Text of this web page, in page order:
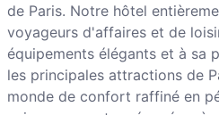
de Paris. Notre hôtel
voyageurs d'affaires et de
équipements élégants et à sa
les principales attractions de
monde de confort raffiné en